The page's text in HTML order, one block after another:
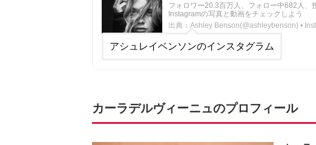
フォロワー20.3百万人、フォロー中682人
Instagramの写真と動画をチェックしよう
出典：Ashley Benson(@ashleybenson) •
アシュレイベンソンのインスタグラム
カーラデルヴィーニュのプロフィール